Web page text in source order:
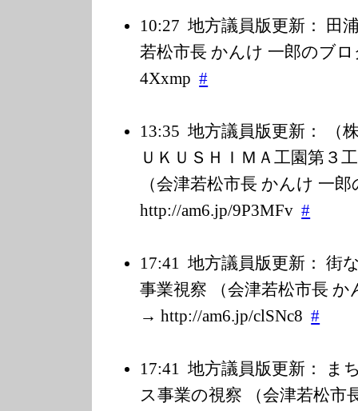
10:27 地方議員版更新： 田
若松市長 かんけ 一郎のブ
4Xxmp #
13:35 地方議員版更新： （
ＵＫＵＳＨＩＭＡ工園第３
（会津若松市長 かんけ 一
http://am6.jp/9P3MFv #
17:41 地方議員版更新： 街
事業視察 （会津若松市長
→ http://am6.jp/clSNc8 #
17:41 地方議員版更新： ま
ス事業の視察 （会津若松市